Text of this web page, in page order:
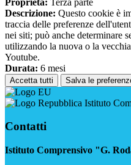
Descrizione: Questo cookie è
traccia delle preferenze
nei siti; può anche determinare
utilizzando la nuova o la
Youtube.
Durata: 6 mesi
Accetta tutti Salva le
Istituto
Contatti
Istituto Comprensivo "G.